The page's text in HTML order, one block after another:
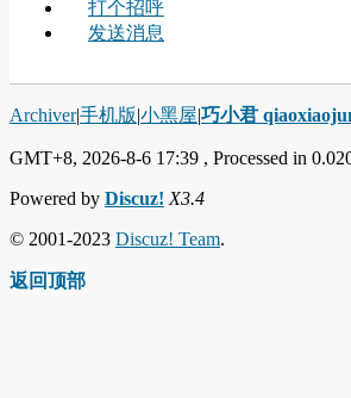
打个招呼
发送消息
Archiver|手机版|小黑屋|巧小君
GMT+8, 2026-8-6 17:39 , Processed in
Powered by Discuz! X3.4
© 2001-2023 Discuz! Team.
返回顶部